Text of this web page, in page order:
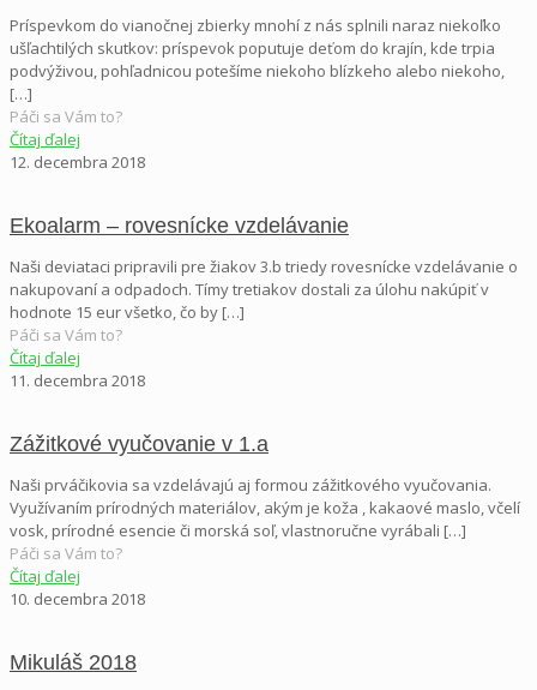
Príspevkom do vianočnej zbierky mnohí z nás splnili naraz niekoľko
ušľachtilých skutkov: príspevok poputuje deťom do krajín, kde trpia
podvýživou, pohľadnicou potešíme niekoho blízkeho alebo niekoho,
[…]
Páči sa Vám to?
Čítaj ďalej
12. decembra 2018
Ekoalarm – rovesnícke vzdelávanie
Naši deviataci pripravili pre žiakov 3.b triedy rovesnícke vzdelávanie o
nakupovaní a odpadoch. Tímy tretiakov dostali za úlohu nakúpiť v
hodnote 15 eur všetko, čo by […]
Páči sa Vám to?
Čítaj ďalej
11. decembra 2018
Zážitkové vyučovanie v 1.a
Naši prváčikovia sa vzdelávajú aj formou zážitkového vyučovania.
Využívaním prírodných materiálov, akým je koža , kakaové maslo, včelí
vosk, prírodné esencie či morská soľ, vlastnoručne vyrábali […]
Páči sa Vám to?
Čítaj ďalej
10. decembra 2018
Mikuláš 2018